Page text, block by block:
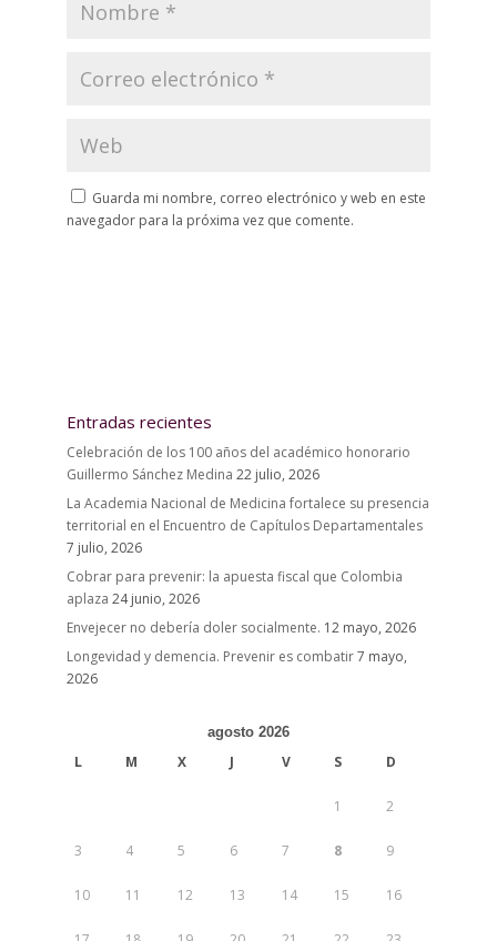
Guarda mi nombre, correo electrónico y web en este
navegador para la próxima vez que comente.
Entradas recientes
Celebración de los 100 años del académico honorario
Guillermo Sánchez Medina 22 julio, 2026
La Academia Nacional de Medicina fortalece su presencia
territorial en el Encuentro de Capítulos Departamentales
7 julio, 2026
Cobrar para prevenir: la apuesta fiscal que Colombia
aplaza 24 junio, 2026
Envejecer no debería doler socialmente. 12 mayo, 2026
Longevidad y demencia. Prevenir es combatir7 mayo,
2026
agosto 2026
L M X J V S D
1 2
3 4 5 6 7 8 9
10 11 12 13 14 15 16